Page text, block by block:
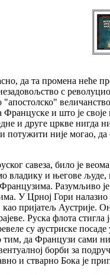
да та промена неће
с
"апостолско"
и што је
и друге цркве нигда
није могао, да
савеза, било је
владику и његове људе,
Разумљиво
У Црној Гори налазио
пријатељ Аустрије.
Руска флота стигла
су аустриске посаде
тим, да Французи сами
борби за
и стварно Бока је